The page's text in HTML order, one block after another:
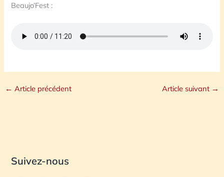
Beaujo’Fest :
← Article précédent Article suivant →
Suivez-nous